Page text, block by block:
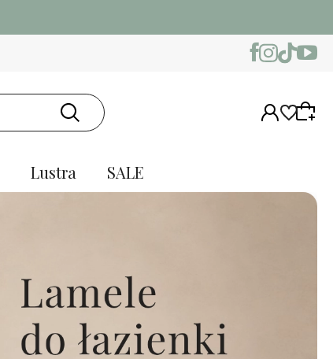
Lustra SALE